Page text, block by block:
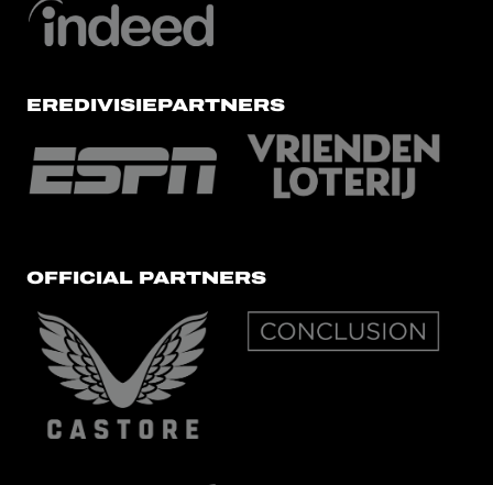
EREDIVISIEPARTNERS
OFFICIAL PARTNERS